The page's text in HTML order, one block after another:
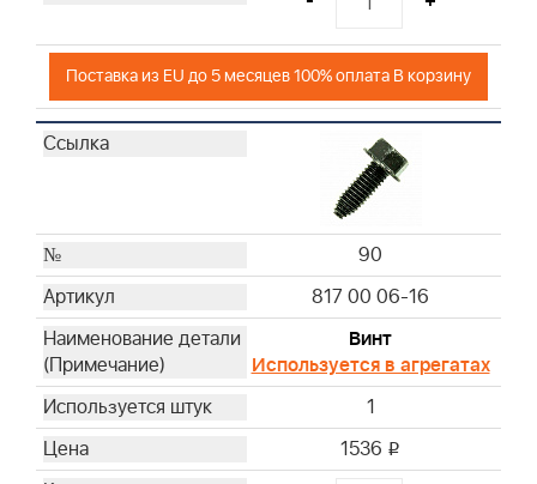
Поставка из EU до 5 месяцев 100% оплата В корзину
90
817 00 06-16
Винт
Используется в агрегатах
1
1536 i